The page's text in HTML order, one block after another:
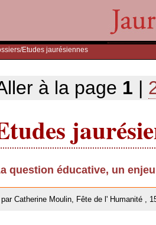
/Etudes jaurésiennes
à la page 1 |
question éducative, un
par Catherine Moulin, Fête de l' Humanité ,